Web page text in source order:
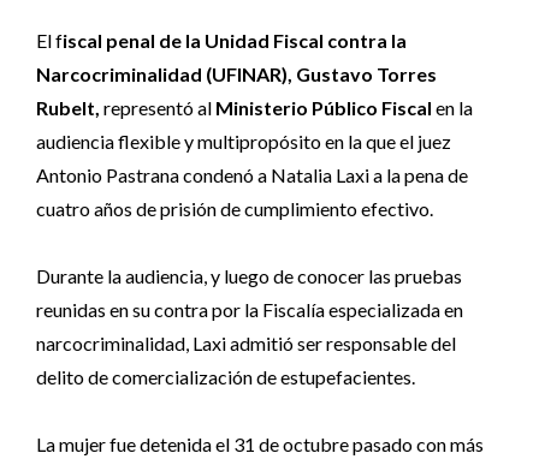
El fiscal penal de la Unidad Fiscal contra la
Narcocriminalidad (UFINAR), Gustavo Torres
Rubelt, representó al Ministerio Público Fiscal en la
audiencia flexible y multipropósito en la que el juez
Antonio Pastrana condenó a Natalia Laxi a la pena de
cuatro años de prisión de cumplimiento efectivo.
Durante la audiencia, y luego de conocer las pruebas
reunidas en su contra por la Fiscalía especializada en
narcocriminalidad, Laxi admitió ser responsable del
delito de comercialización de estupefacientes.
La mujer fue detenida el 31 de octubre pasado con más